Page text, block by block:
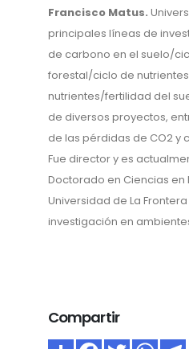
Francisco Matus.
principales líneas de
de carbono en el suelo/
forestal/ciclo de
nutrientes/fertilidad del
de diversos proyectos,
de las pérdidas de CO2 y
Fue director y es
Doctorado en Ciencias en
Universidad de La
investigación en
Compartir